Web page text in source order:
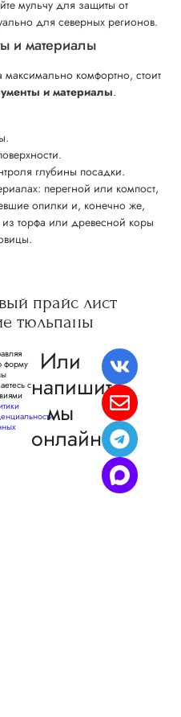
мульчу для защиты от
для северных регионов.
и материалы
комфортно, стоит
и материалы.
глубины посадки.
перегной или компост,
опилки и, конечно же,
торфа или древесной коры
прайс лист
тюльпаны
форму
с
Или
напишите,
мы
онлайн